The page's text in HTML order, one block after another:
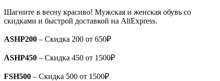
Шагните в весну красиво! Мужская и женская обувь со
скидками и быстрой доставкой на AliExpress.
ASHP200 – Скидка 200 от 650₽
ASHP450 – Скидка 450 от 1500₽
FSH500 – Скидка 500 от 1500₽